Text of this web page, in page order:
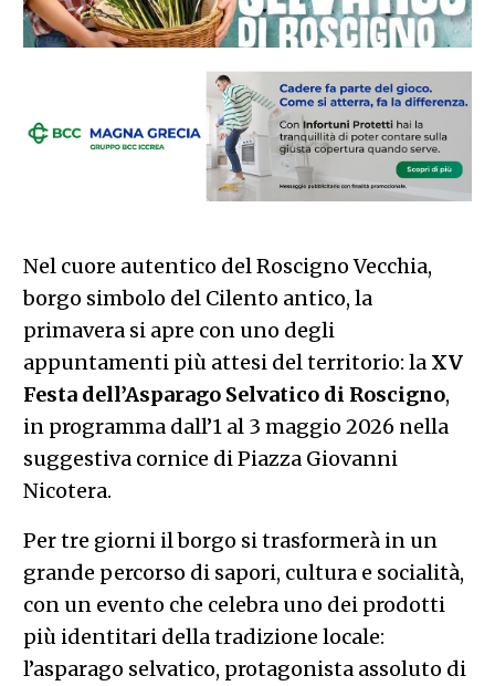
Nel cuore autentico del Roscigno Vecchia,
borgo simbolo del Cilento antico, la
primavera si apre con uno degli
appuntamenti più attesi del territorio: la XV
Festa dell’Asparago Selvatico di Roscigno,
in programma dall’1 al 3 maggio 2026 nella
suggestiva cornice di Piazza Giovanni
Nicotera.
Per tre giorni il borgo si trasformerà in un
grande percorso di sapori, cultura e socialità,
con un evento che celebra uno dei prodotti
più identitari della tradizione locale:
l’asparago selvatico, protagonista assoluto di